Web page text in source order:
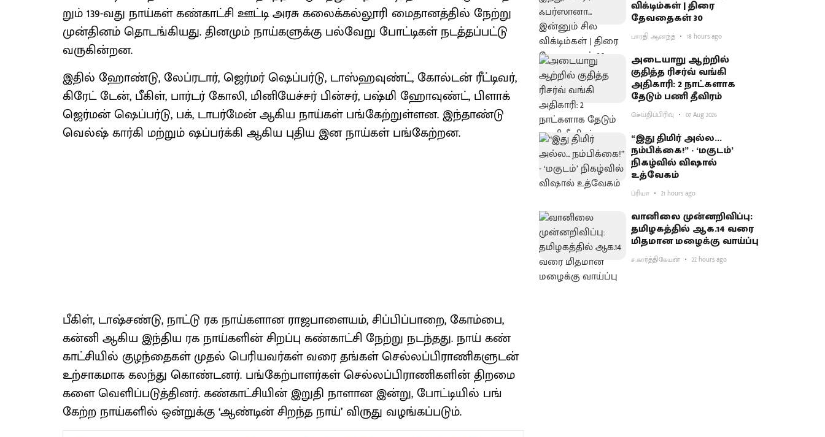
றும் 139-வது நாய்​கள் கண்​காட்சி ஊட்டி அரசு கலைக்​கல்​லூரி மைதானத்​தில் நேற்று
முன்​தினம் தொடங்​கியது. தின​மும் நாய்​களுக்கு பல்​வேறு போட்​டிகள் நடத்​தப்​பட்டு
வரு​கின்​றன.
இதில் ஹோண்​டு, லேப்​ர​டார், ஜெர்​மர் ஷெப்​பர்​டு, டாஸ்​ஹவுண்ட், கோல்​டன் ரீட்​டிவர்,
கிரேட் டேன், பீகிள், பார்​டர் கோலி, மினியேச்​சர் பின்​சர், பஷ்மி ஹோவுண்ட், பிளாக்
ஜெர்​மன் ஷெப்​பர்​டு, பக், டாபர்​மேன் ஆகிய நாய்​கள் பங்​கேற்​றுள்​ளன. இந்​தாண்டு
வெல்ஷ் கார்கி மற்​றும் ஷப்​பர்க்கி ஆகிய புதிய இன நாய்​கள் பங்​கேற்​றன.
பீகிள், டாஷ்சண்​டு, நாட்டு ரக நாய்​களான ராஜ​பாளை​யம், சிப்​பிப்​பாறை, கோம்​பை,
கன்னி ஆகிய இந்​திய ரக நாய்​களின் சிறப்பு கண்​காட்சி நேற்று நடந்​தது. நாய் கண்​
காட்​சி​யில் குழந்​தைகள் முதல் பெரிய​வர்​கள் வரை தங்​கள் செல்​லப்​பி​ராணி​களு​டன்
உற்​சாக​மாக கலந்து கொண்​டனர். பங்​கேற்​பாளர்​கள் செல்​லப்​பி​ராணி​களின் திறமை​
களை வெளிப்​படுத்தினர். கண்​காட்​சி​யின் இறுதி நாளான இன்​று, போட்​டி​யில் பங்​
கேற்ற நாய்​களில் ஒன்​றுக்கு ‘ஆண்​டின் சிறந்த நாய்’ விருது வழங்​கப்​படும்.
விக்டிம்கள் | திரை
தேவதைகள் 30
பாரதி ஆனந்த் 18 hours ago
அடையாறு ஆற்றில்
குதித்த ரிசர்வ் வங்கி
அதிகாரி: 2 நாட்களாக
தேடும் பணி தீவிரம்
செய்திப்பிரிவு 07 Aug 2026
“இது திமிர் அல்ல...
நம்பிக்கை!” - ‘மகுடம்’
நிகழ்வில் விஷால்
உத்வேகம்
ப்ரியா 21 hours ago
வானிலை முன்னறிவிப்பு:
தமிழகத்தில் ஆக.14 வரை
மிதமான மழைக்கு வாய்ப்பு
ச.கார்த்திகேயன் 22 hours ago